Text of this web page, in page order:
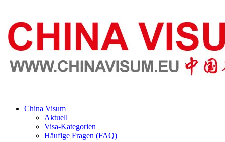
China Visum
Aktuell
Visa-Kategorien
Häufige Fragen (FAQ)